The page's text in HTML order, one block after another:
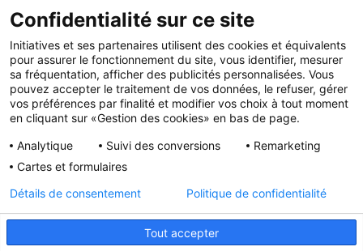
Le Fond’Actions Initiatives
Enquête de satisfaction
Le blog
La newsletter
Commander facilement
Commande par référence
Catalogues à télécharger
Panier
La livraison
Le paiement
Services & FAQ
Reprise des invendus
Paiement différé sans frais
100% Satisfait ou Remboursé
Le service Après-Vente
Liens pratiques
© DMP Initiatives 10 avenue Georges Auric - 72021
LE MANS CEDEX 2
Gestion des cookies
Initiatives est le spécialiste français des solutions de
collecte de fonds pour les établissements scolaires
primaires, maternelles, aux collèges et lycées, aux
associations scolaires (APE, APEL, OGEC, sou des écoles,
FSE, coopératives scolaires), aux BTS, aux IUT, aux MFR,
aux IFSI, aux associations sportives (UGSEL, USEP, AS …),
aux bureaux des étudiants (MDL, BDE…) et à tous types
Confidentialité sur ce site
Initiatives et ses partenaires utilisent des cookies et équivalents
pour assurer le fonctionnement du site, vous identifier, mesurer
sa fréquentation, afficher des publicités personnalisées. Vous
pouvez accepter le traitement de vos données, le refuser, gérer
vos préférences par finalité et modifier vos choix à tout moment
en cliquant sur «Gestion des cookies» en bas de page.
Analytique
Suivi des conversions
Remarketing
Cartes et formulaires
Tout accepter
Détails de consentement Politique de confidentialité